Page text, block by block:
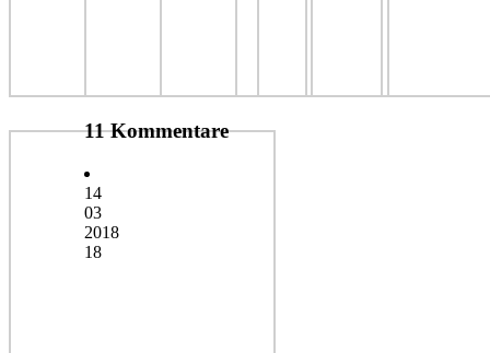
11 Kommentare
14
03
2018
18